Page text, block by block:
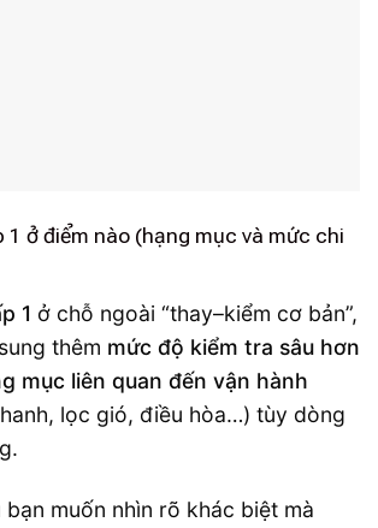
1 ở điểm nào (hạng mục và mức chi
1 ở chỗ ngoài “thay–kiểm cơ bản”,
thêm mức độ kiểm tra sâu hơn
mục liên quan đến vận hành
lọc gió, điều hòa…) tùy dòng
bạn muốn nhìn rõ khác biệt mà